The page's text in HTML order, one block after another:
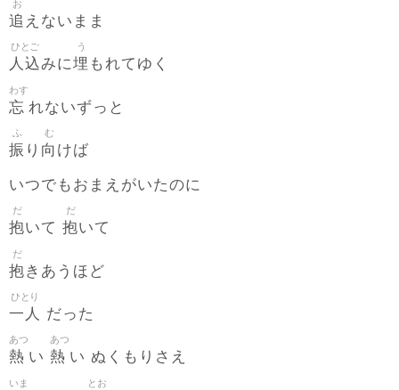
追
お
えないまま
人込
ひとご
みに埋
う
もれてゆく
忘
わす
れないずっと
振
ふ
り 向
む
けば
いつでもおまえがいたのに
抱
だ
いて 抱
だ
いて
抱
だ
きあうほど
一人
ひとり
だった
熱
あつ
い 熱
あつ
い ぬくもりさえ
いま とお